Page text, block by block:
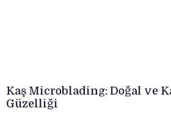
Kaş Microblading: Doğal ve
Güzelliği